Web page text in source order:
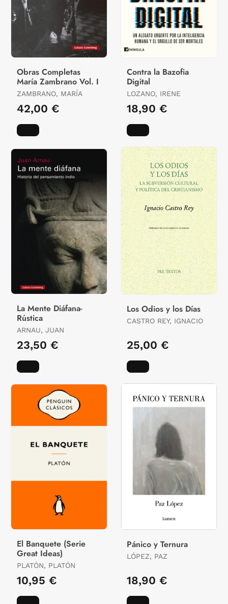
Obras Completas
María Zambrano Vol. I
ZAMBRANO, MARÍA
42,00 €
Contra la Bazofia
Digital
LOZANO, IRENE
18,90 €
La Mente Diáfana-
Rústica
ARNAU, JUAN
23,50 €
Los Odios y los Días
CASTRO REY, IGNACIO
25,00 €
El Banquete (Serie
Great Ideas)
PLATÓN, PLATÓN
10,95 €
Pánico y Ternura
LÓPEZ, PAZ
18,90 €